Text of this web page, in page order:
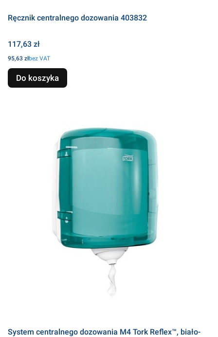
Ręcznik centralnego dozowania 403832
Cena
117,63 zł
Cena
95,63 złbez VAT
Do koszyka
System centralnego dozowania M4 Tork Reflex™, biało-